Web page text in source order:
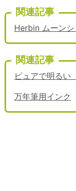
関連記事
Herbin ムーン
関連記事
ピュアで明るい
万年筆用インク